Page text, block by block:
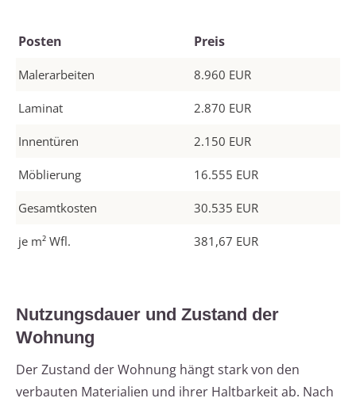
Posten Preis
Malerarbeiten 8.960 EUR
Laminat 2.870 EUR
Innentüren 2.150 EUR
Möblierung 16.555 EUR
Gesamtkosten 30.535 EUR
je m² Wfl. 381,67 EUR
Nutzungsdauer und Zustand der
Wohnung
Der Zustand der Wohnung hängt stark von den
verbauten Materialien und ihrer Haltbarkeit ab. Nach